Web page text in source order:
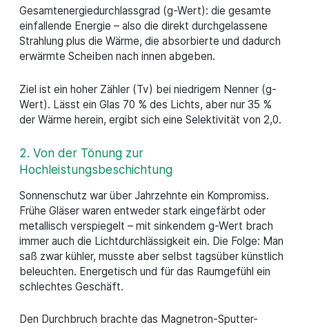
Gesamtenergiedurchlassgrad (g-Wert): die gesamte
einfallende Energie – also die direkt durchgelassene
Strahlung plus die Wärme, die absorbierte und dadurch
erwärmte Scheiben nach innen abgeben.
Ziel ist ein hoher Zähler (Tv) bei niedrigem Nenner (g-
Wert). Lässt ein Glas 70 % des Lichts, aber nur 35 %
der Wärme herein, ergibt sich eine Selektivität von 2,0.
2. Von der Tönung zur
Hochleistungsbeschichtung
Sonnenschutz war über Jahrzehnte ein Kompromiss.
Frühe Gläser waren entweder stark eingefärbt oder
metallisch verspiegelt – mit sinkendem g-Wert brach
immer auch die Lichtdurchlässigkeit ein. Die Folge: Man
saß zwar kühler, musste aber selbst tagsüber künstlich
beleuchten. Energetisch und für das Raumgefühl ein
schlechtes Geschäft.
Den Durchbruch brachte das Magnetron-Sputter-